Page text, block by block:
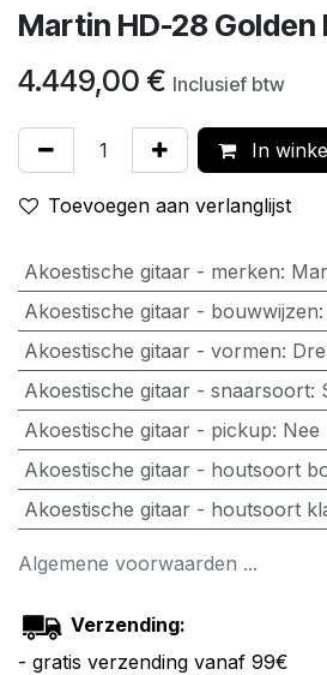
Martin HD-28 Golden
4.449,00 € Inclusief btw
In
Toevoegen aan verlanglijst
Akoestische gitaar - merken:
Akoestische gitaar - bouwwijzen:
Akoestische gitaar - vormen:
Akoestische gitaar - snaarsoort:
Akoestische gitaar - pickup: Nee
Akoestische gitaar - houtsoort
Akoestische gitaar - houtsoort
Algemene voorwaarden ...
Verzending:
- gratis verzending vanaf 99€